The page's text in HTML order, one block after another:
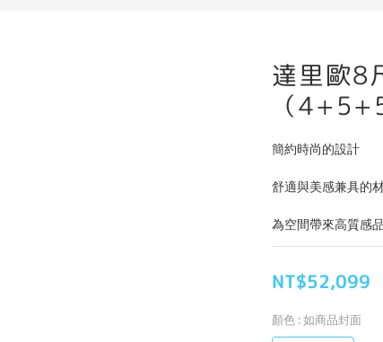
達里歐8
（
簡約時尚的設計
舒適與美感兼具的
為空間帶來高質感
NT$52,099
顏色 : 如商品封面